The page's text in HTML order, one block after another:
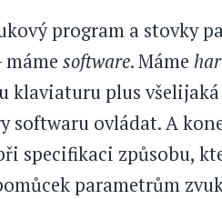
program a stovky
software. Máme
klaviaturu plus
softwaru ovládat. A
specifikaci způsobu,
parametrům